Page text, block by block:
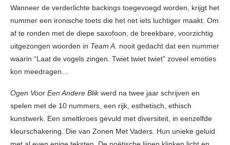
Wanneer de verderlichte backings toegevoegd worden, krijgt het
nummer een ironische toets die het net iets luchtiger maakt. Om
af te ronden met de diepe saxofoon, de breekbare, voorzichtig
uitgezongen woorden in Team A. nooit gedacht dat een nummer
waarin “Laat de vogels zingen. Twiet twiet twiet” zoveel emoties
kon meedragen…
Ogen Voor Een Andere Blikwerd na twee jaar schrijven en
spelen met de 10 nummers, een rijk, esthetisch, ethisch
kunstwerk. Een smeltkroes gevuld met diversiteit, in eenzelfde
kleurschakering. Die van Zonen Met Vaders. Hun unieke geluid